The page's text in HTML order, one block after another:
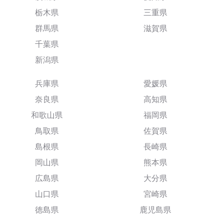
栃木県
群馬県
千葉県
新潟県
三重県
滋賀県
兵庫県
奈良県
和歌山県
鳥取県
島根県
岡山県
広島県
山口県
徳島県
愛媛県
高知県
福岡県
佐賀県
長崎県
熊本県
大分県
宮崎県
鹿児島県